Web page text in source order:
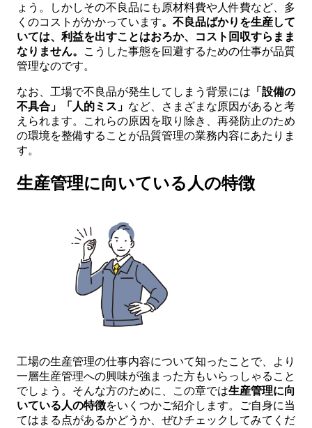
ょう。しかしその不良品にも原材料費や人件費など、多
くのコストがかかっています。不良品ばかりを生産して
いては、利益を出すことはおろか、コスト回収すらまま
なりません。
こうした事態を回避するための仕事が品質
管理なのです。
なお、工場で不良品が発生してしまう背景には 「設備の
不具合」「人的ミス」 など、さまざまな原因があると考
えられます。これらの原因を取り除き、再発防止のため
の環境を整備することが品質管理の業務内容にあたりま
す。
生産管理に向いている人の特徴
工場の生産管理の仕事内容について知ったことで、より
一層生産管理への興味が強まった方もいらっしゃること
でしょう。そんな方のために、この章では生産管理に向
いている人の特徴をいくつかご紹介します。ご自身に当
てはまる点があるかどうか、ぜひチェックしてみてくだ